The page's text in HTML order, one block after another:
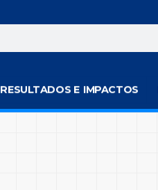
RESULTADOS E IMPACTOS